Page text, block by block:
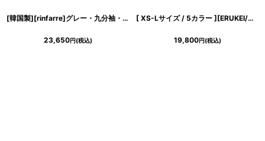
[韓国製][rinfarre]グレー・九分袖・襟付き風・カフス・チェーン・胸元カット・タイト・ミディアムドレス・ワンピース[黒木麗奈着用][送料無料]
23,650円(税込)
[ XS-Lサイズ / 5カラー ][ERUKEI/GINZA COUTURE]ホワイト・ブラック・ワインレッド・ネイビー・グレー・ノースリーブ・ツイード・スパンコール・ポケット・Aライン・ミニドレス・ワンピース[送料無料]
19,800円(税込)